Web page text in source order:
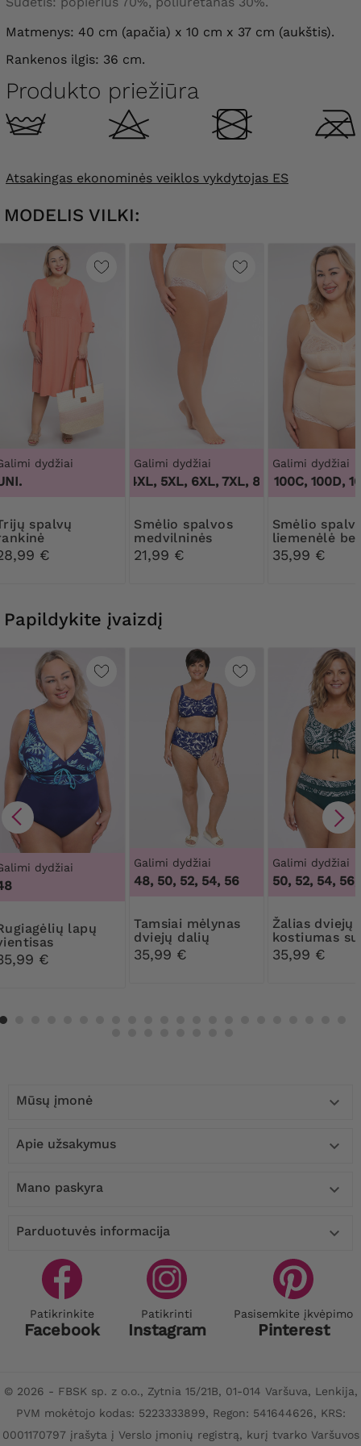
Matmenys: 40 cm (apačia) x 10 cm x 37 cm (aukštis).
Rankenos ilgis: 36 cm.
Produkto priežiūra
Atsakingas ekonominės veiklos vykdytojas ES
MODELIS VILKI:
dydžiai
€
Galimi dydžiai
3XL, 4XL, 5XL, 6XL, 7XL, 8XL, 9XL, 3XL,
Smėlio spalvos
medvilninės
formuojančios
kelnaitės su
21,99 €
Galimi dydžiai
100B, 100C, 100D,
Smėlio spalvos
liemenėlė be
lankelių
35,99 €
Papildykite įvaizdį
dydžiai
lapų
€
Galimi dydžiai
48, 50, 52, 54, 56
Tamsiai mėlynas
dviejų dalių
kostiumas su
raštu
35,99 €
Galimi dydžiai
50, 52, 54,
Žalias dviejų dalių
kostiumas su
baltu raštu
35,99 €
Mūsų įmonė 
Apie užsakymus 
Mano paskyra 
Parduotuvės informacija 
Patikrinkite
Facebook
Patikrinti
Instagram
Pasisemkite įkvėpimo
Pinterest
© 2026 - FBSK sp. z o.o., Zytnia 15/21B, 01-014 Varšuva, Lenkija,
PVM mokėtojo kodas: 5223333899, Regon: 541644626, KRS:
0001170797 įrašyta į Verslo įmonių registrą, kurį tvarko Varšuvos